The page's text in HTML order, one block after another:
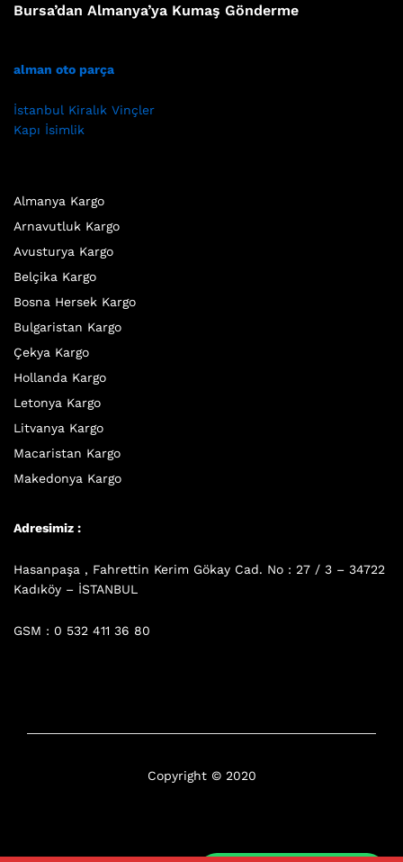
Bursa’dan Almanya’ya Kumaş Gönderme
alman oto parça
İstanbul Kiralık Vinçler
Kapı İsimlik
Almanya Kargo
Arnavutluk Kargo
Avusturya Kargo
Belçika Kargo
Bosna Hersek Kargo
Bulgaristan Kargo
Çekya Kargo
Hollanda Kargo
Letonya Kargo
Litvanya Kargo
Macaristan Kargo
Makedonya Kargo
Adresimiz :
Hasanpaşa , Fahrettin Kerim Gökay Cad. No : 27 / 3 – 34722
Kadıköy – İSTANBUL
GSM : 0 532 411 36 80
Copyright © 2020